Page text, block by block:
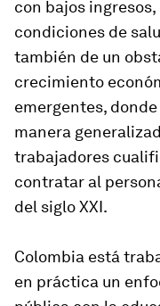
con bajos
condiciones de
también de un
crecimiento
emergentes,
manera
trabajadores
contratar al
del siglo XXI.
Colombia está
en práctica un